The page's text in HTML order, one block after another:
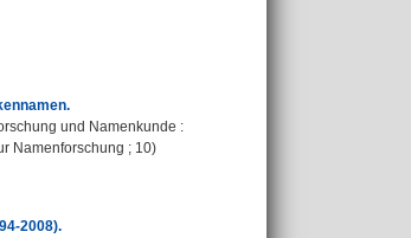
und Namenkunde :
Namenforschung ; 10)
2008).